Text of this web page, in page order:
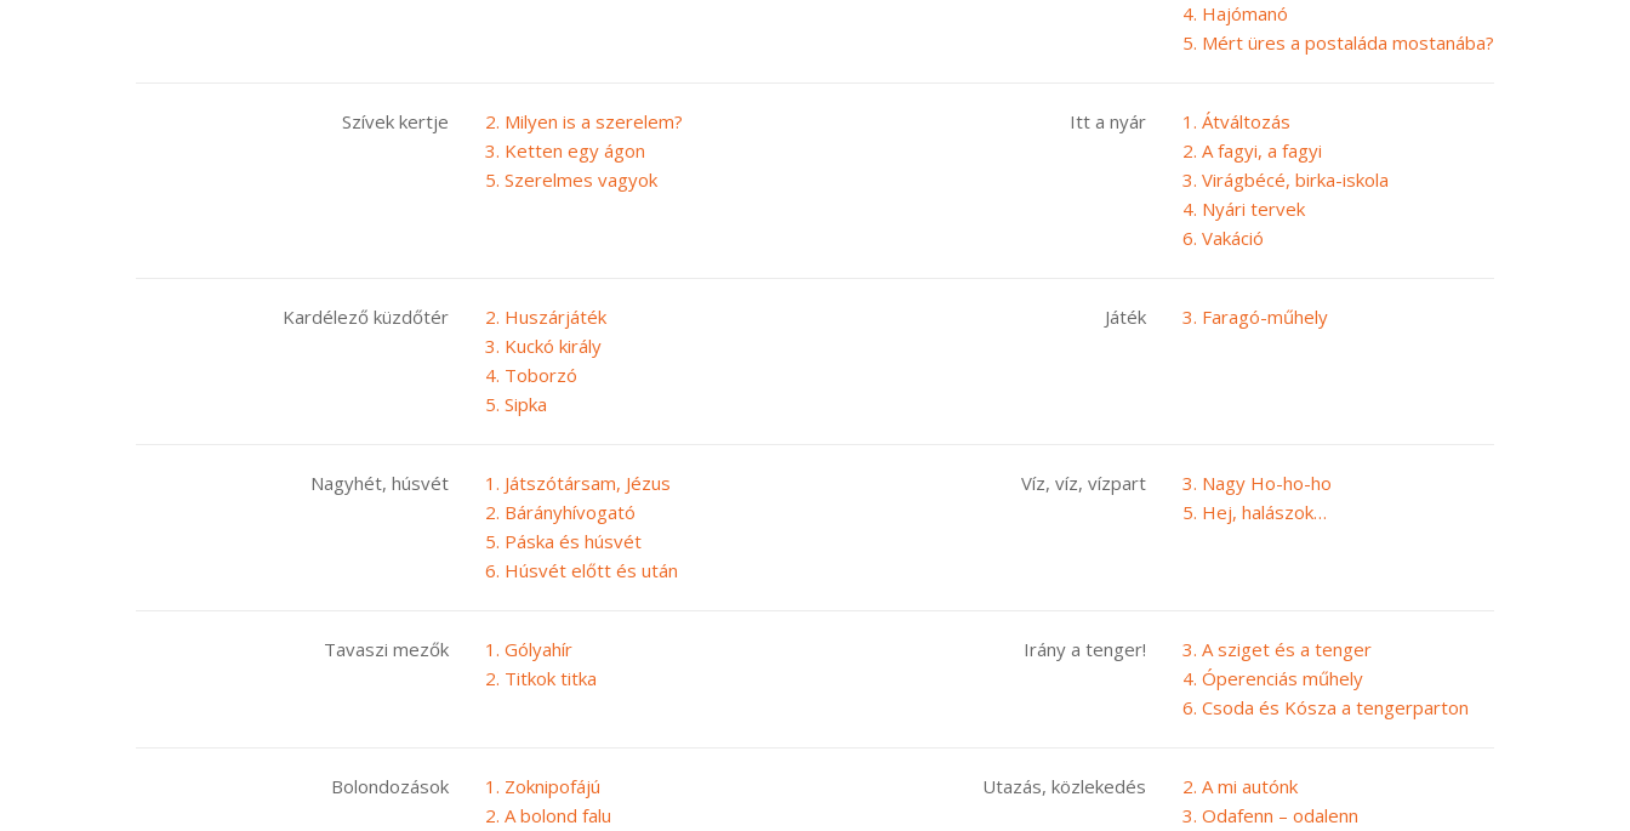
4. Hajómanó
5. Mért üres a postaláda mostanába?
Szívek kertje
2. Milyen is a szerelem?
3. Ketten egy ágon
5. Szerelmes vagyok
Itt a nyár
1. Átváltozás
2. A fagyi, a fagyi
3. Virágbécé, birka-iskola
4. Nyári tervek
6. Vakáció
Kardélező küzdőtér
2. Huszárjáték
3. Kuckó király
4. Toborzó
5. Sipka
Játék 3. Faragó-műhely
Nagyhét, húsvét
1. Játszótársam, Jézus
2. Bárányhívogató
5. Páska és húsvét
6. Húsvét előtt és után
Víz, víz, vízpart
3. Nagy Ho-ho-ho
5. Hej, halászok…
Tavaszi mezők
1. Gólyahír
2. Titkok titka
Irány a tenger!
3. A sziget és a tenger
4. Óperenciás műhely
6. Csoda és Kósza a tengerparton
Bolondozások
1. Zoknipofájú
2. A bolond falu
Utazás, közlekedés
2. A mi autónk
3. Odafenn – odalenn